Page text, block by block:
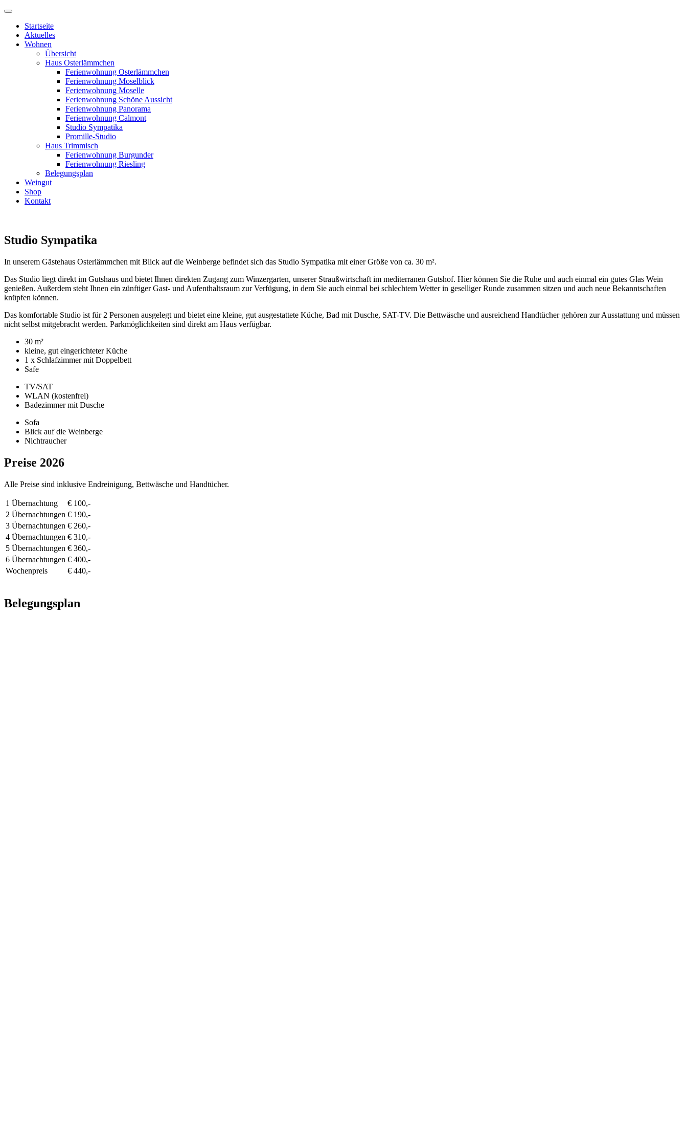
Startseite
Aktuelles
Wohnen
Übersicht
Haus Osterlämmchen
Ferienwohnung Osterlämmchen
Ferienwohnung Moselblick
Ferienwohnung Moselle
Ferienwohnung Schöne Aussicht
Ferienwohnung Panorama
Ferienwohnung Calmont
Studio Sympatika
Promille-Studio
Haus Trimmisch
Ferienwohnung Burgunder
Ferienwohnung Riesling
Belegungsplan
Weingut
Shop
Kontakt
Studio Sympatika
In unserem Gästehaus Osterlämmchen mit Blick auf die Weinberge befindet sich das Studio Sympatika mit einer Größe von ca. 30 m².
Das Studio liegt direkt im Gutshaus und bietet Ihnen direkten Zugang zum Winzergarten, unserer Straußwirtschaft im mediterranen Gutshof. Hier können Sie die Ruhe und auch einmal ein gutes Glas Wein
genießen. Außerdem steht Ihnen ein zünftiger Gast- und Aufenthaltsraum zur Verfügung, in dem Sie auch einmal bei schlechtem Wetter in geselliger Runde zusammen sitzen und auch neue Bekanntschaften
knüpfen können.
Das komfortable Studio ist für 2 Personen ausgelegt und bietet eine kleine, gut ausgestattete Küche, Bad mit Dusche, SAT-TV. Die Bettwäsche und ausreichend Handtücher gehören zur Ausstattung und müssen
nicht selbst mitgebracht werden. Parkmöglichkeiten sind direkt am Haus verfügbar.
30 m²
kleine, gut eingerichteter Küche
1 x Schlafzimmer mit Doppelbett
Safe
TV/SAT
WLAN (kostenfrei)
Badezimmer mit Dusche
Sofa
Blick auf die Weinberge
Nichtraucher
Preise 2026
Alle Preise sind inklusive Endreinigung, Bettwäsche und Handtücher.
1 Übernachtung
€ 100,-
2 Übernachtungen € 190,-
3 Übernachtungen € 260,-
4 Übernachtungen € 310,-
5 Übernachtungen € 360,-
6 Übernachtungen € 400,-
Wochenpreis
€ 440,-
Belegungsplan